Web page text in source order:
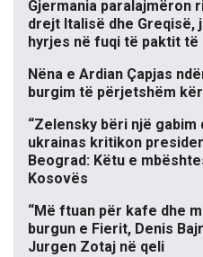
Gjermania paralajmëron
drejt Italisë dhe Greqisë,
hyrjes në fuqi të paktit të
Nëna e Ardian Çapjas
burgim të përjetshëm
“Zelensky bëri një
ukrainas kritikon
Beograd: Këtu e
Kosovës
“Më ftuan për kafe dhe
burgun e Fierit, Denis
Jurgen Zotaj në qeli